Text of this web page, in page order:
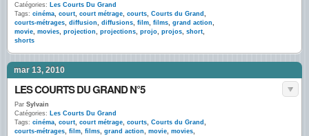
Catégories: Les Courts Du Grand
Tags: cinéma, court, court métrage, courts, Courts du Grand ,
courts-métrages, diffusion, diffusions, film, films, grand action,
movie, movies, projection, projections, projo, projos, short,
shorts
mar 13, 2010
LES COURTS DU GRAND N°5
Par Sylvain
Catégories: Les Courts Du Grand
Tags: cinéma, court, court métrage, courts, Courts du Grand ,
courts-métrages, film, films, grand action, movie, movies,